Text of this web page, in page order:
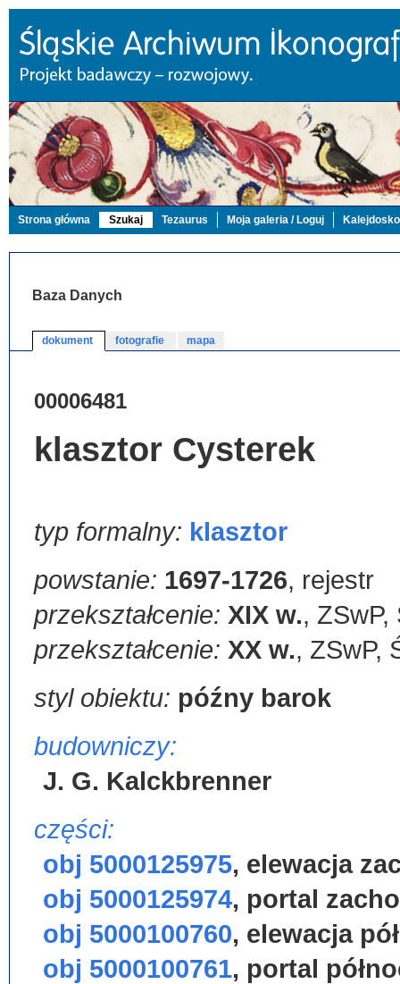
Strona główna Szukaj Tezaurus Moja galeria / Loguj
Baza Danych
dokument fotografie mapa
00006481
klasztor Cysterek
typ formalny: klasztor
powstanie: 1697-1726, rejestr
przekształcenie: XIX w., ZSwP,
przekształcenie: XX w., ZSwP,
styl obiektu: późny barok
budowniczy:
J. G. Kalckbrenner
części:
obj 5000125975, elewacja
obj 5000125974, portal
obj 5000100760, elewacja
obj 5000100761, portal